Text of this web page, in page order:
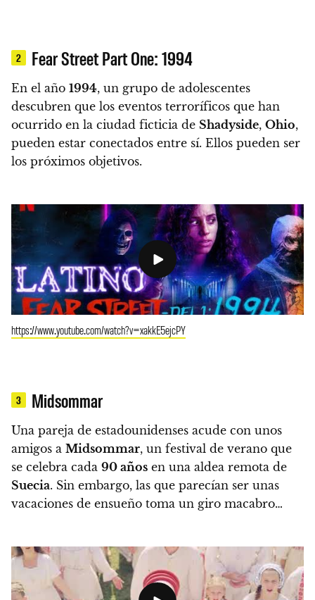
2 Fear Street Part One: 1994
En el año 1994, un grupo de adolescentes
descubren que los eventos terroríficos que han
ocurrido en la ciudad ficticia de Shadyside, Ohio,
pueden estar conectados entre sí. Ellos pueden ser
los próximos objetivos.
https://www.youtube.com/watch?v=xakkE5ejcPY
3 Midsommar
Una pareja de estadounidenses acude con unos
amigos a Midsommar, un festival de verano que
se celebra cada 90 años en una aldea remota de
Suecia. Sin embargo, las que parecían ser unas
vacaciones de ensueño toma un giro macabro…